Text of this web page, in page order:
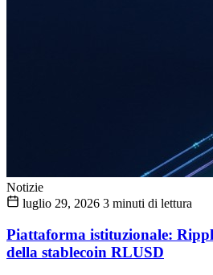
Notizie
luglio 29, 2026 3 minuti di lettura
Piattaforma istituzionale:
della stablecoin RLUSD